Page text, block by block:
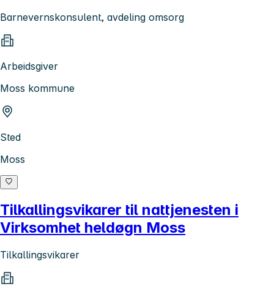
Barnevernskonsulent, avdeling omsorg
Arbeidsgiver
Moss kommune
Sted
Moss
Tilkallingsvikarer til nattjenesten i
Virksomhet heldøgn Moss
Tilkallingsvikarer